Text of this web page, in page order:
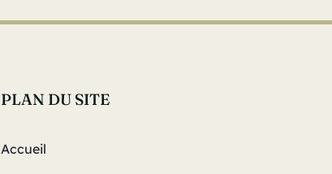
PLAN DU SITE
Accueil